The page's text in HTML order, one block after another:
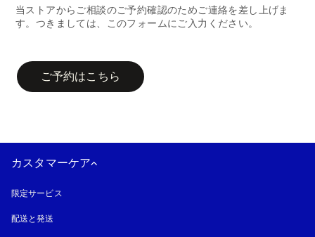
当ストアからご相談のご予約確認のためご連絡を差し上げま
す。つきましては、このフォームにご入力ください。
ご予約はこちら
カスタマーケア
限定サービス
配送と発送